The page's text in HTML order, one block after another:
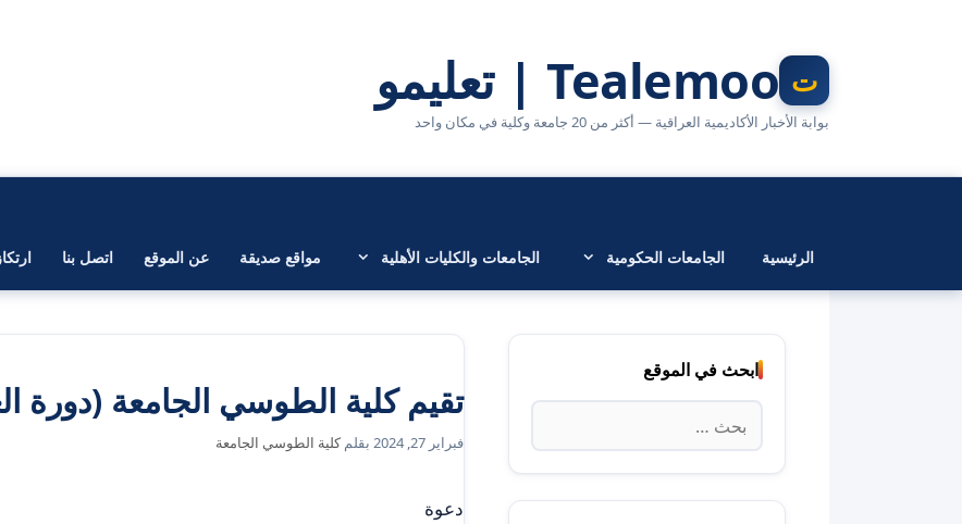
Tealemoo | تعليمو
بوابة الأخبار الأكاديمية العراقية — أكثر من 20 جامعة وكلية في مكان واحد
الرئيسية الجامعات الحكومية الجامعات والكليات الأهلية مواقع صديقة عن الموقع اتصل بنا
تقيم كلية الطوسي الجامعة (دورة
فبراير 27, 2024 بقلمكلية الطوسي الجامعة
دعوة
ابحث في الموقع
البحث
عن: